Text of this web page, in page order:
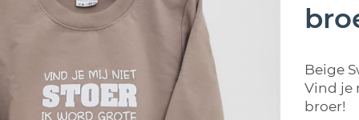
Beige
Vind je
broer!